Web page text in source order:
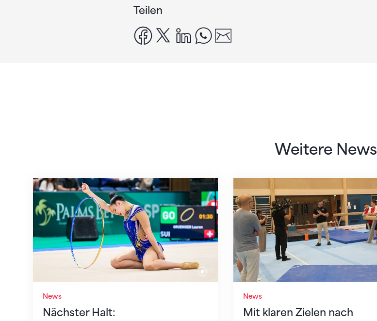
Teilen
facebook
x linkedinwhatsapp
Weitere News
News
Nächster Halt:
Nächster Halt: Weltmeisterschaft
News
Mit klaren Zielen nach
Mit klaren Zielen nach Zagreb